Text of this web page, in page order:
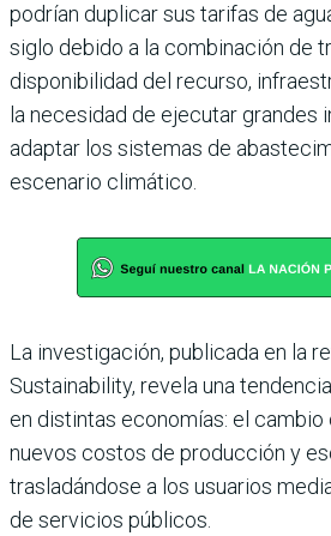
podrían duplicar sus tarifas de
siglo debido a la combinación de
disponibilidad del recurso,
la necesidad de ejecutar grandes
adaptar los sistemas de
escenario climático.
La investigación, publicada en la
Sustainability, revela una
en distintas economías: el
nuevos costos de producción y
trasladándose a los usuarios
de servicios públicos.